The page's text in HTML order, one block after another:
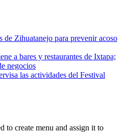
de Zihuatanejo para prevenir acoso
a bares y restaurantes de Ixtapa;
negocios
las actividades del Festival
to create menu and assign it to